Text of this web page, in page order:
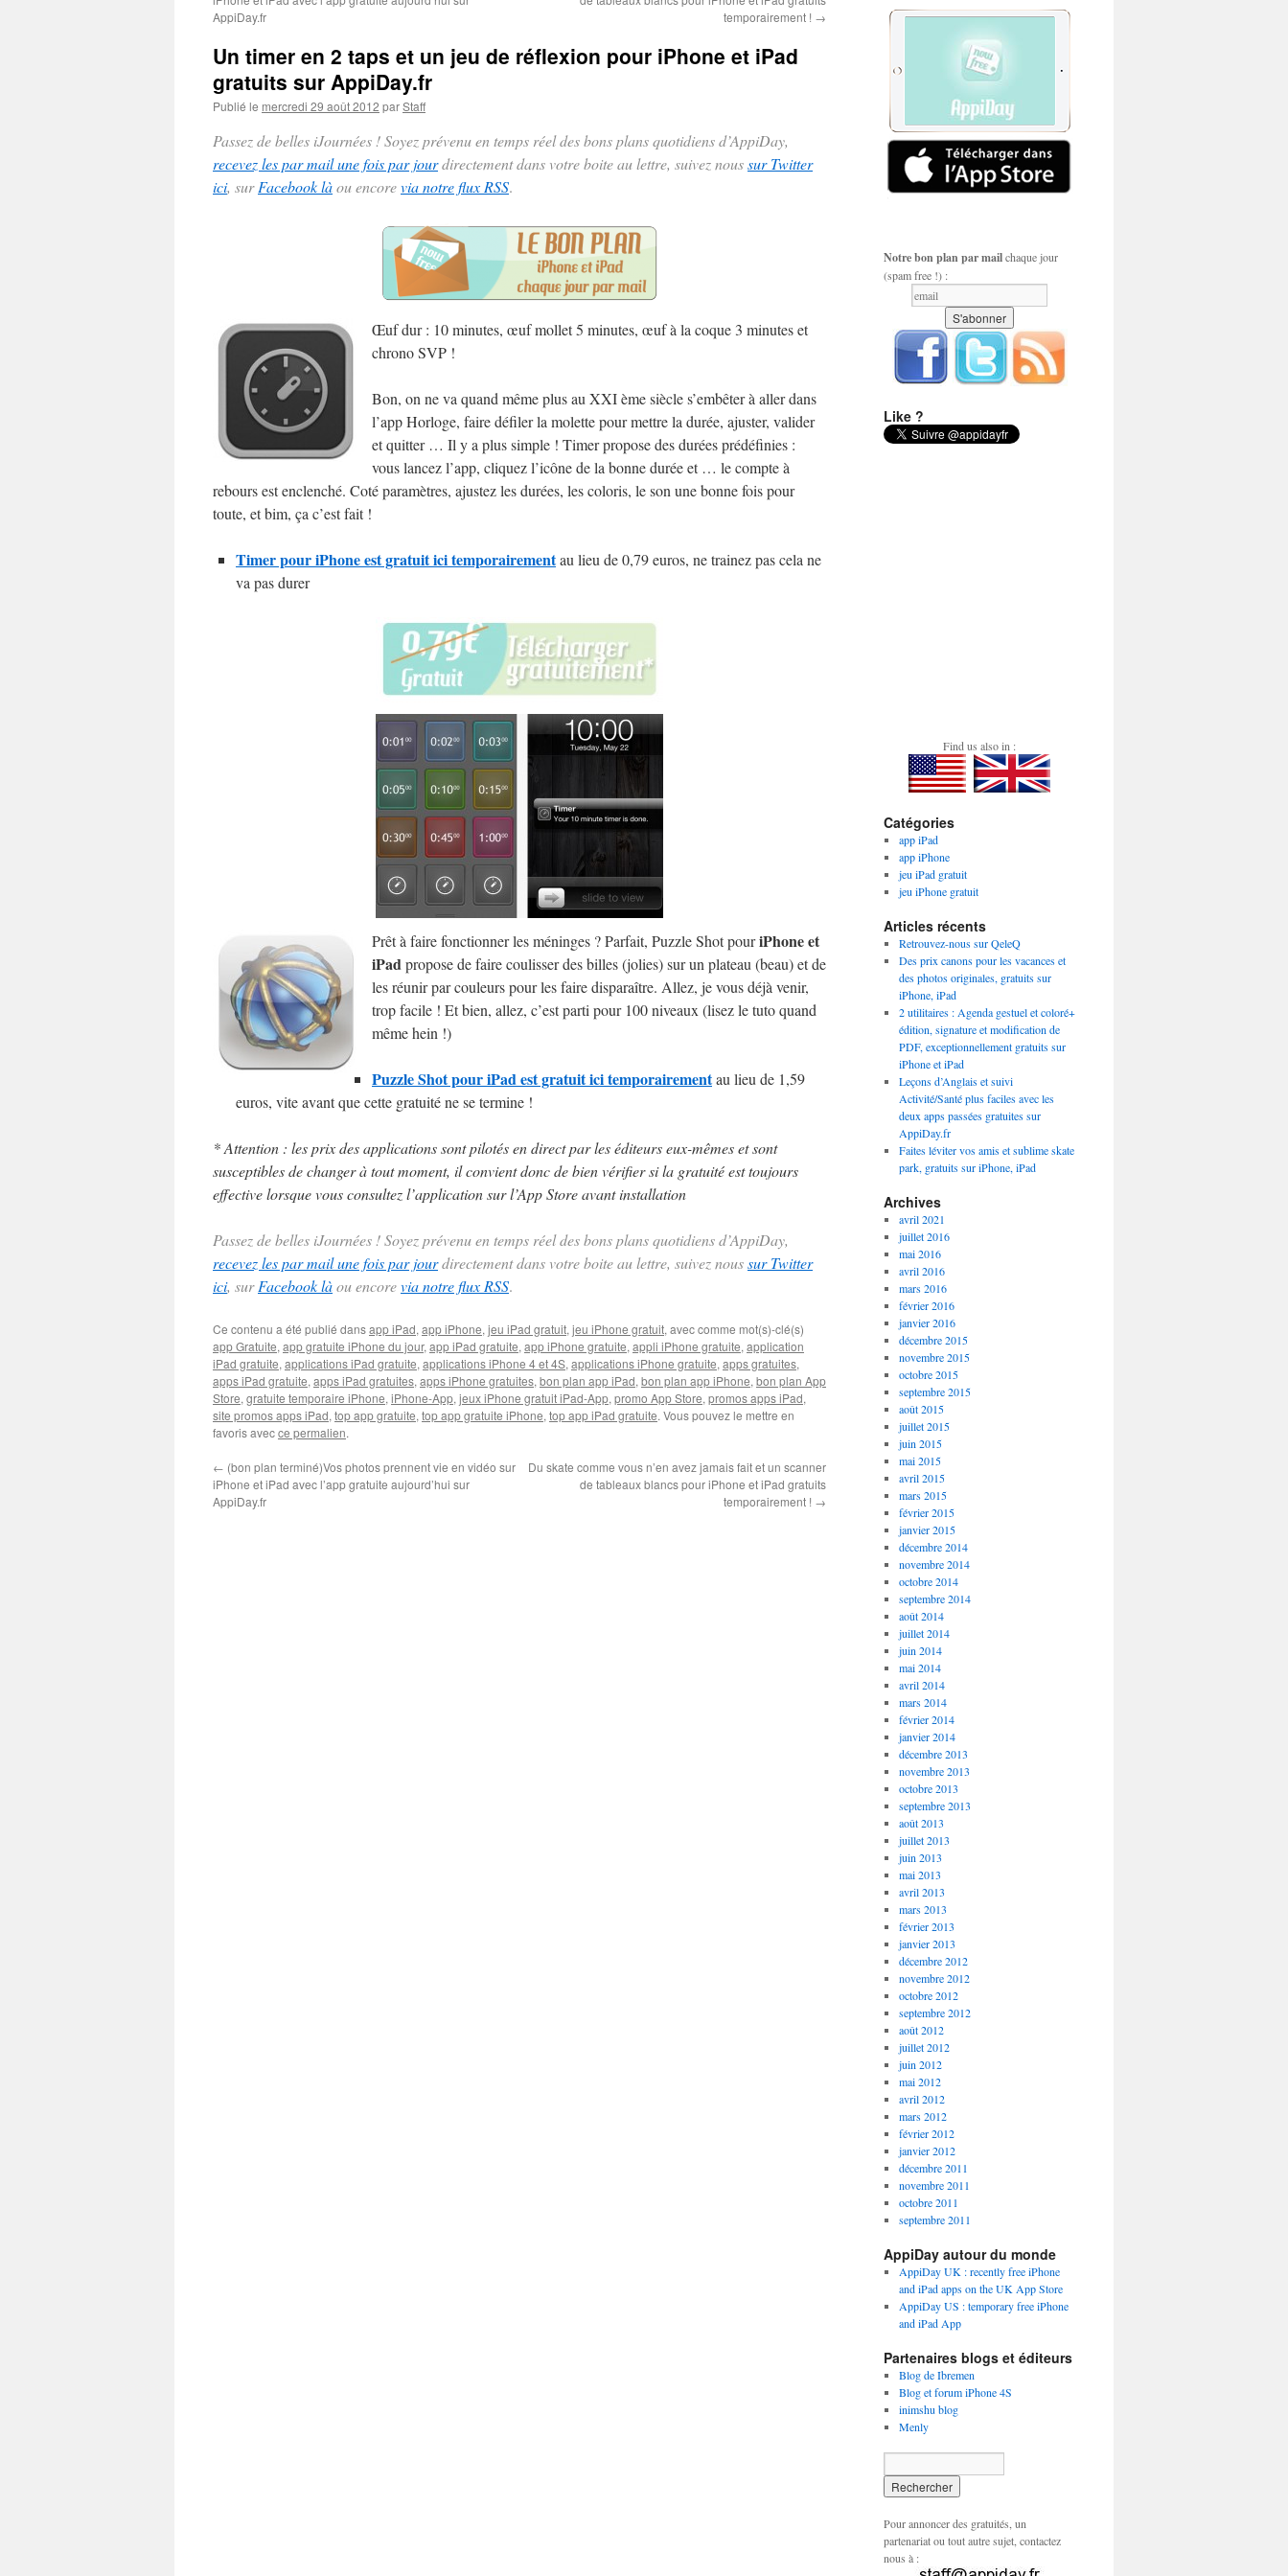
AppiDay.fr
temporairement ! →
Un timer en 2 taps et un jeu de réflexion pour iPhone et iPad
gratuits sur AppiDay.fr
Publié le mercredi 29 août 2012 parStaff
Passez de belles iJournées ! Soyez prévenu en temps réel des bons plans quotidiens d’AppiDay,
recevez les par mail une fois par jourdirectement dans votre boite au lettre, suivez noussur Twitter
ici, surFacebook làou encorevia notre flux RSS.
Œuf dur : 10 minutes, œuf mollet 5 minutes, œuf à la coque 3 minutes et
chrono SVP !
Bon, on ne va quand même plus au XXI ème siècle s’embêter à aller dans
l’app Horloge, faire défiler la molette pour mettre la durée, ajuster, valider
et quitter … Il y a plus simple ! Timer propose des durées prédéfinies :
vous lancez l’app, cliquez l’icône de la bonne durée et … le compte à
rebours est enclenché. Coté paramètres, ajustez les durées, les coloris, le son une bonne fois pour
toute, et bim, ça c’est fait !
Timer pour iPhone est gratuit ici temporairementau lieu de 0,79 euros, ne trainez pas cela ne
va pas durer
Prêt à faire fonctionner les méninges ? Parfait, Puzzle Shot pouriPhone et
iPadpropose de faire coulisser des billes (jolies) sur un plateau (beau) et de
les réunir par couleurs pour les faire disparaître. Allez, je vous déjà venir,
trop facile ! Et bien, allez, c’est parti pour 100 niveaux (lisez le tuto quand
même hein !)
Puzzle Shot pour iPad est gratuit ici temporairementau lieu de 1,59
euros, vite avant que cette gratuité ne se termine !
* Attention : les prix des applications sont pilotés en direct par les éditeurs eux-mêmes et sont
susceptibles de changer à tout moment, il convient donc de bien vérifier si la gratuité est toujours
effective lorsque vous consultez l’application sur l’App Store avant installation
Passez de belles iJournées ! Soyez prévenu en temps réel des bons plans quotidiens d’AppiDay,
recevez les par mail une fois par jourdirectement dans votre boite au lettre, suivez noussur Twitter
ici, surFacebook làou encorevia notre flux RSS.
Ce contenu a été publié dansapp iPad, app iPhone, jeu iPad gratuit, jeu iPhone gratuit, avec comme mot(s)-clé(s)
app Gratuite, app gratuite iPhone du jour, app iPad gratuite, app iPhone gratuite, appli iPhone gratuite, application
iPad gratuite, applications iPad gratuite, applications iPhone 4 et 4S, applications iPhone gratuite, apps gratuites,
apps iPad gratuite, apps iPad gratuites, apps iPhone gratuites, bon plan app iPad, bon plan app iPhone, bon plan App
Store, gratuite temporaire iPhone, iPhone-App, jeux iPhone gratuit iPad-App, promo App Store, promos apps iPad,
site promos apps iPad, top app gratuite, top app gratuite iPhone, top app iPad gratuite. Vous pouvez le mettre en
favoris avecce permalien.
← (bon plan terminé)Vos photos prennent vie en vidéo sur
iPhone et iPad avec l’app gratuite aujourd’hui sur
AppiDay.fr
Du skate comme vous n’en avez jamais fait et un scanner
de tableaux blancs pour iPhone et iPad gratuits
temporairement ! →
Notre bon plan par mailchaque jour
(spam free !) :
Like ?
Find us also in :
Catégories
app iPad
app iPhone
jeu iPad gratuit
jeu iPhone gratuit
Articles récents
Retrouvez-nous sur QeleQ
Des prix canons pour les vacances et
des photos originales, gratuits sur
iPhone, iPad
2 utilitaires : Agenda gestuel et coloré+
édition, signature et modification de
PDF, exceptionnellement gratuits sur
iPhone et iPad
Leçons d’Anglais et suivi
Activité/Santé plus faciles avec les
deux apps passées gratuites sur
AppiDay.fr
Faites léviter vos amis et sublime skate
park, gratuits sur iPhone, iPad
Archives
avril 2021
juillet 2016
mai 2016
avril 2016
mars 2016
février 2016
janvier 2016
décembre 2015
novembre 2015
octobre 2015
septembre 2015
août 2015
juillet 2015
juin 2015
mai 2015
avril 2015
mars 2015
février 2015
janvier 2015
décembre 2014
novembre 2014
octobre 2014
septembre 2014
août 2014
juillet 2014
juin 2014
mai 2014
avril 2014
mars 2014
février 2014
janvier 2014
décembre 2013
novembre 2013
octobre 2013
septembre 2013
août 2013
juillet 2013
juin 2013
mai 2013
avril 2013
mars 2013
février 2013
janvier 2013
décembre 2012
novembre 2012
octobre 2012
septembre 2012
août 2012
juillet 2012
juin 2012
mai 2012
avril 2012
mars 2012
février 2012
janvier 2012
décembre 2011
novembre 2011
octobre 2011
septembre 2011
AppiDay autour du monde
AppiDay UK : recently free iPhone
and iPad apps on the UK App Store
AppiDay US : temporary free iPhone
and iPad App
Partenaires blogs et éditeurs
Blog de Ibremen
Blog et forum iPhone 4S
inimshu blog
Menly
Pour annoncer des gratuités, un
partenariat ou tout autre sujet, contactez
nous à :